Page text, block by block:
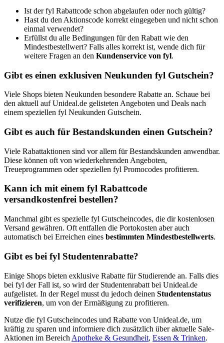
Ist der fyl Rabattcode schon abgelaufen oder noch gültig?
Hast du den Aktionscode korrekt eingegeben und nicht schon
einmal verwendet?
Erfüllst du alle Bedingungen für den Rabatt wie den
Mindestbestellwert? Falls alles korrekt ist, wende dich für
weitere Fragen an den Kundenservice von fyl.
Gibt es einen exklusiven Neukunden fyl Gutschein?
Viele Shops bieten Neukunden besondere Rabatte an. Schaue bei
den aktuell auf Unideal.de gelisteten Angeboten und Deals nach
einem speziellen fyl Neukunden Gutschein.
Gibt es auch für Bestandskunden einen Gutschein?
Viele Rabattaktionen sind vor allem für Bestandskunden anwendbar.
Diese können oft von wiederkehrenden Angeboten,
Treueprogrammen oder speziellen fyl Promocodes profitieren.
Kann ich mit einem fyl Rabattcode
versandkostenfrei bestellen?
Manchmal gibt es spezielle fyl Gutscheincodes, die dir kostenlosen
Versand gewähren. Oft entfallen die Portokosten aber auch
automatisch bei Erreichen eines bestimmten Mindestbestellwerts.
Gibt es bei fyl Studentenrabatte?
Einige Shops bieten exklusive Rabatte für Studierende an. Falls dies
bei fyl der Fall ist, so wird der Studentenrabatt bei Unideal.de
aufgelistet. In der Regel musst du jedoch deinen Studentenstatus
verifizieren, um von der Ermäßigung zu profitieren.
Nutze die fyl Gutscheincodes und Rabatte von Unideal.de, um
kräftig zu sparen und informiere dich zusätzlich über aktuelle Sale-
Aktionen im Bereich Apotheke & Gesundheit, Essen & Trinken.